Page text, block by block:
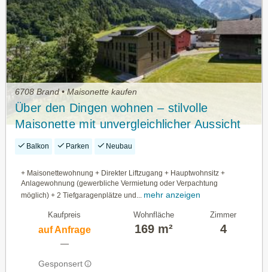
6708 Brand • Maisonette kaufen
Über den Dingen wohnen – stilvolle
Maisonette mit unvergleichlicher Aussicht
Balkon Parken Neubau
+ Maisonettewohnung + Direkter Liftzugang + Hauptwohnsitz +
Anlagewohnung (gewerbliche Vermietung oder Verpachtung
möglich) + 2 Tiefgaragenplätze und...
mehr anzeigen
Kaufpreis
auf Anfrage
—
Gesponsert
Wohnfläche
169 m²
Zimmer
4